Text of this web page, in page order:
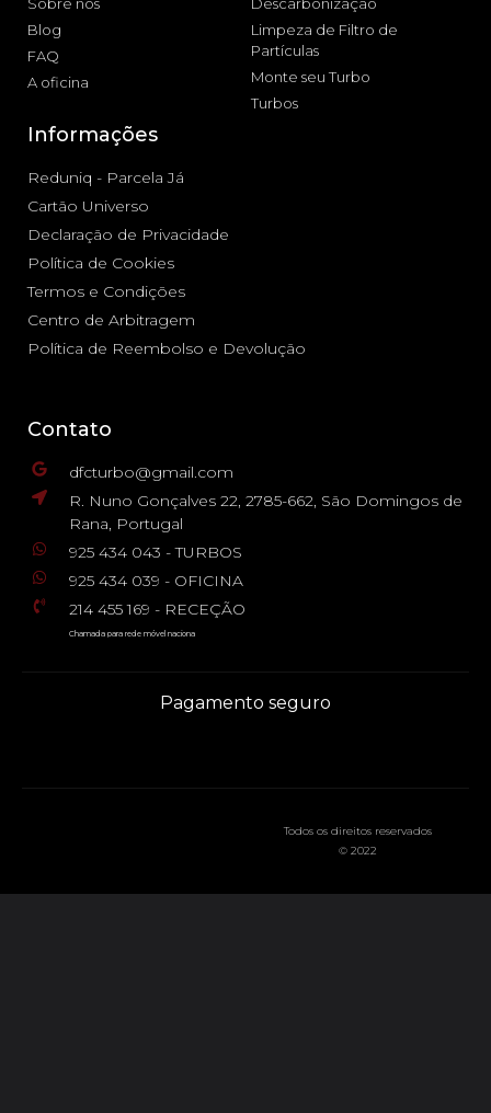
Blog
FAQ
A oficina
Limpeza de Filtro de
Partículas
Monte seu Turbo
Turbos
Informações
Reduniq - Parcela Já
Cartão Universo
Declaração de Privacidade
Política de Cookies
Termos e Condições
Centro de Arbitragem
Política de Reembolso e Devolução
Contato
dfcturbo@gmail.com
R. Nuno Gonçalves 22, 2785-662, São Domingos de
Rana, Portugal
925 434 043 - TURBOS
925 434 039 - OFICINA
214 455 169 - RECEÇÃO
Chamada para rede móvel naciona
Pagamento seguro
Todos os direitos reservados
© 2022